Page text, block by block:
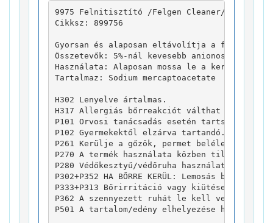
9975 Felnitisztító /Felgen Cleaner/
Cikksz: 899756
Gyorsan és alaposan eltávolítja a fékport, a
Összetevők: 5%-nál kevesebb anionos
Használata: Alaposan mossa le a
Tartalmaz: Sodium mercaptoacetate
H302 Lenyelve ártalmas.
H317 Allergiás bőrreakciót válthat ki.
P101 Orvosi tanácsadás esetén tartsa kéznél
P102 Gyermekektől elzárva tartandó.
P261 Kerülje a gőzök, permet belélegzését.
P270 A termék használata közben tilos enni,
P280 Védőkesztyű/védőruha használata
P302+P352 HA BŐRRE KERÜL: Lemosás bő
P333+P313 Bőrirritáció vagy kiütések
P362 A szennyezett ruhát le kell vetni és
P501 A tartalom/edény elhelyezése